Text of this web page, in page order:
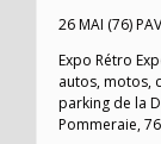
26 MAI (76)
Expo Rétro
autos, motos,
parking de la
Pommeraie,